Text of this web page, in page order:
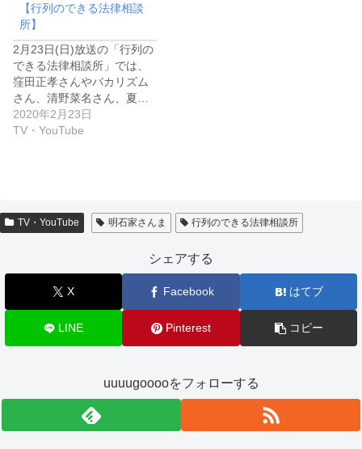
【行列のできる法律相談
所】
2月23日(日)放送の「行列の
できる法律相談所」では、
窪田正孝さんやバカリズム
さん、清野菜名さん、夏…
2020年2月23日
TV・YouTube
TV・YouTube 明石家さんま 行列のできる法律相談所
シェアする
X Facebook はてブ
LINE Pinterest コピー
uuuugooooをフォローする